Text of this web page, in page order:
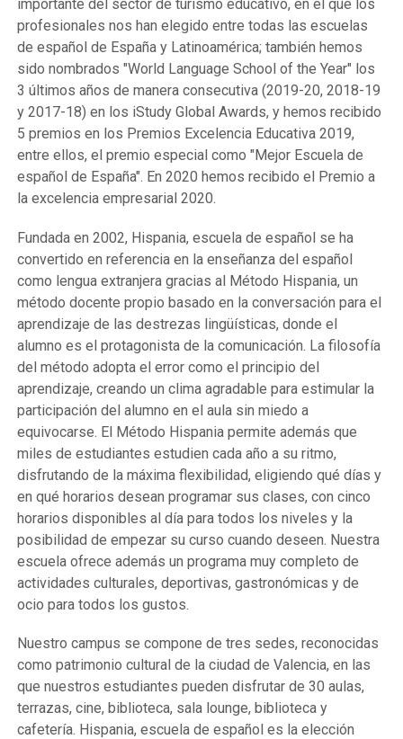
importante del sector de turismo educativo, en el que los
profesionales nos han elegido entre todas las escuelas
de español de España y Latinoamérica; también hemos
sido nombrados "World Language School of the Year" los
3 últimos años de manera consecutiva (2019-20, 2018-19
y 2017-18) en los iStudy Global Awards, y hemos recibido
5 premios en los Premios Excelencia Educativa 2019,
entre ellos, el premio especial como "Mejor Escuela de
español de España". En 2020 hemos recibido el Premio a
la excelencia empresarial 2020.
Fundada en 2002, Hispania, escuela de español se ha
convertido en referencia en la enseñanza del español
como lengua extranjera gracias al Método Hispania, un
método docente propio basado en la conversación para el
aprendizaje de las destrezas lingüísticas, donde el
alumno es el protagonista de la comunicación. La filosofía
del método adopta el error como el principio del
aprendizaje, creando un clima agradable para estimular la
participación del alumno en el aula sin miedo a
equivocarse. El Método Hispania permite además que
miles de estudiantes estudien cada año a su ritmo,
disfrutando de la máxima flexibilidad, eligiendo qué días y
en qué horarios desean programar sus clases, con cinco
horarios disponibles al día para todos los niveles y la
posibilidad de empezar su curso cuando deseen. Nuestra
escuela ofrece además un programa muy completo de
actividades culturales, deportivas, gastronómicas y de
ocio para todos los gustos.
Nuestro campus se compone de tres sedes, reconocidas
como patrimonio cultural de la ciudad de Valencia, en las
que nuestros estudiantes pueden disfrutar de 30 aulas,
terrazas, cine, biblioteca, sala lounge, biblioteca y
cafetería. Hispania, escuela de español es la elección